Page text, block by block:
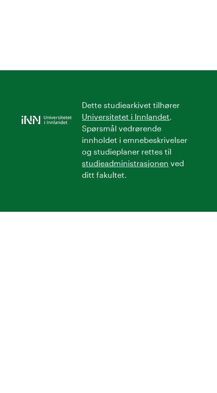
Dette studiearkivet tilhører
Universitetet i Innlandet
Spørsmål vedrørende
innholdet i emnebeskrivelser
og studieplaner rettes til
studieadministrasjonen ved
ditt fakultet.